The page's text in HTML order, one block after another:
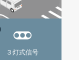
３灯式信号